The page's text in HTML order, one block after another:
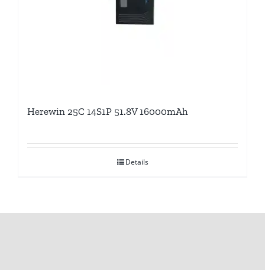
Herewin 25C 14S1P 51.8V 16000mAh
Details